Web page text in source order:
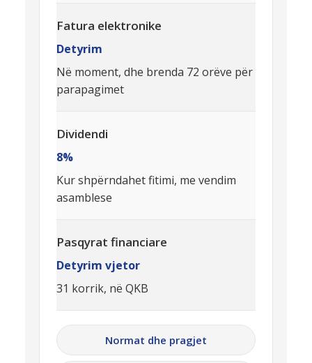
Fatura elektronike
Detyrim
Në moment, dhe brenda 72 orëve për
parapagimet
Dividendi
8%
Kur shpërndahet fitimi, me vendim
asamblese
Pasqyrat financiare
Detyrim vjetor
31 korrik, në QKB
Normat dhe pragjet